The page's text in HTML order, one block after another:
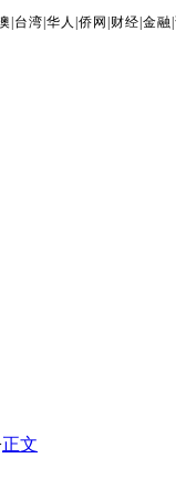
台湾 |华人 |侨网 财经 |金融 |
正文